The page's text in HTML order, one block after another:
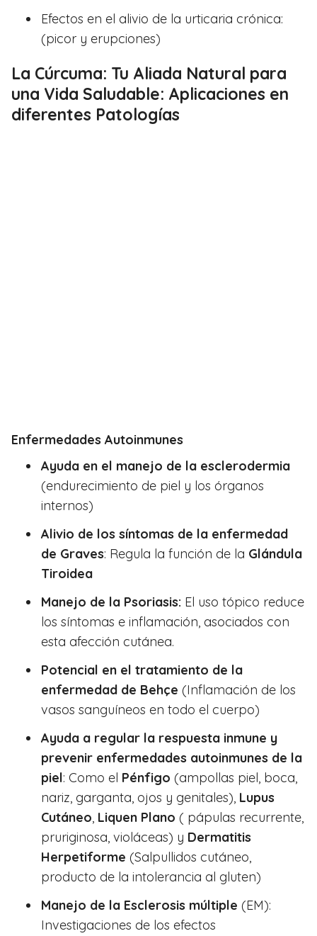
Efectos en el alivio de la urticaria crónica:
(picor y erupciones)
La Cúrcuma: Tu Aliada Natural para
una Vida Saludable: Aplicaciones en
diferentes Patologías
Enfermedades Autoinmunes
Ayuda en el manejo de la esclerodermia
(endurecimiento de piel y los órganos
internos)
Alivio de los síntomas de la enfermedad
de Graves: Regula la función de la Glándula
Tiroidea
Manejo de la Psoriasis: El uso tópico reduce
los síntomas e inflamación, asociados con
esta afección cutánea.
Potencial en el tratamiento de la
enfermedad de Behçe (Inflamación de los
vasos sanguíneos en todo el cuerpo)
Ayuda a regular la respuesta inmune y
prevenir enfermedades autoinmunes de la
piel: Como el Pénfigo (ampollas piel, boca,
nariz, garganta, ojos y genitales), Lupus
Cutáneo, Liquen Plano ( pápulas recurrente,
pruriginosa, violáceas) y Dermatitis
Herpetiforme (Salpullidos cutáneo,
producto de la intolerancia al gluten)
Manejo de la Esclerosis múltiple (EM):
Investigaciones de los efectos